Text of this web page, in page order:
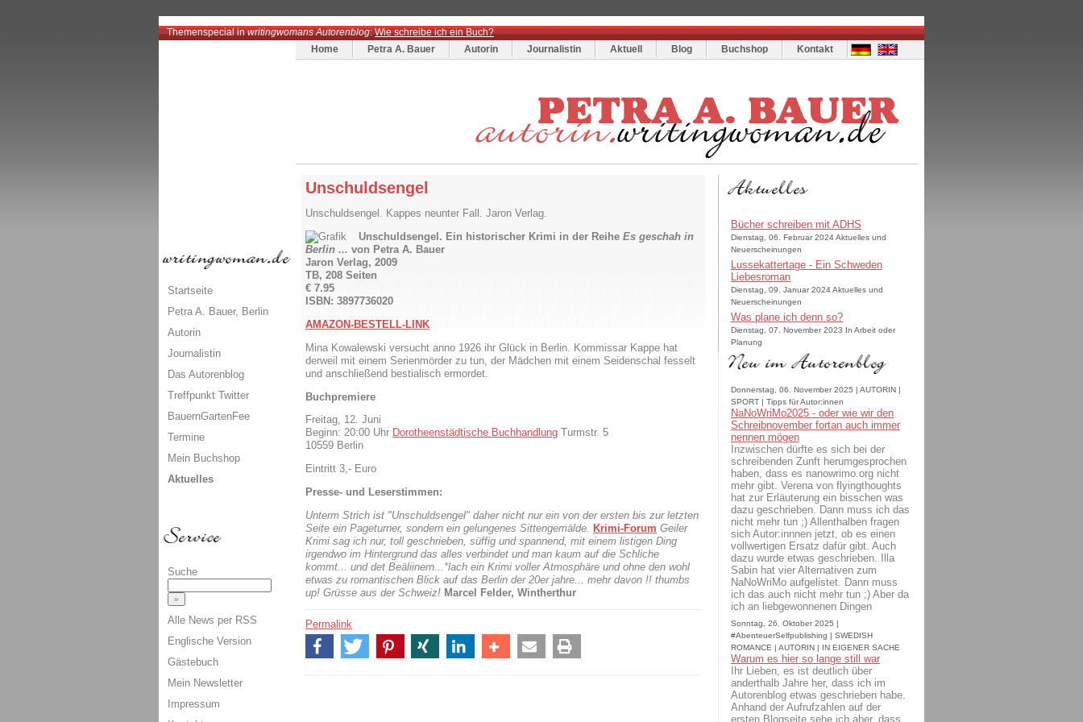
Themenspecial inwritingwomans Autorenblog:Wie schreibe ich ein Buch?
Home
Petra A. Bauer Autorin Journalistin Aktuell Blog Buchshop Kontakt
Unschuldsengel
Unschuldsengel. Kappes neunter Fall. Jaron Verlag.
Unschuldsengel. Ein historischer Krimi in der Reihe Es geschah in
Berlin ... von Petra A. Bauer
Jaron Verlag, 2009
TB, 208 Seiten
€ 7.95
ISBN: 3897736020
AMAZON-BESTELL-LINK
Mina Kowalewski versucht anno 1926 ihr Glück in Berlin. Kommissar Kappe hat
derweil mit einem Serienmörder zu tun, der Mädchen mit einem Seidenschal fesselt
und anschließend bestialisch ermordet.
Buchpremiere
Freitag, 12. Juni
Beginn: 20:00 Uhr Dorotheenstädtische Buchhandlung Turmstr. 5
10559 Berlin
Eintritt 3,- Euro
Presse- und Leserstimmen:
Unterm Strich ist "Unschuldsengel" daher nicht nur ein von der ersten bis zur letzten
Seite ein Pageturner, sondern ein gelungenes Sittengemälde. Krimi-Forum Geiler
Krimi sag ich nur, toll geschrieben, süffig und spannend, mit einem listigen Ding
irgendwo im Hintergrund das alles verbindet und man kaum auf die Schliche
kommt... und det Beäliinern...*lach ein Krimi voller Atmosphäre und ohne den wohl
etwas zu romantischen Blick auf das Berlin der 20er jahre... mehr davon !! thumbs
up! Grüsse aus der Schweiz! Marcel Felder, Wintherthur
Permalink
Bücher schreiben mit ADHS
Dienstag, 06. Februar 2024 Aktuelles und
Neuerscheinungen
Lussekattertage - Ein Schweden
Liebesroman
Dienstag, 09. Januar 2024 Aktuelles und
Neuerscheinungen
Was plane ich denn so?
Dienstag, 07. November 2023 In Arbeit oder
Planung
Donnerstag, 06. November 2025 | AUTORIN |
SPORT | Tipps für Autor:innen
NaNoWriMo2025 - oder wie wir den
Schreibnovember fortan auch immer
nennen mögen
Inzwischen dürfte es sich bei der
schreibenden Zunft herumgesprochen
haben, dass es nanowrimo.org nicht
mehr gibt. Verena von flyingthoughts
hat zur Erläuterung ein bisschen was
dazu geschrieben. Dann muss ich das
nicht mehr tun ;) Allenthalben fragen
sich Autor:innnen jetzt, ob es einen
vollwertigen Ersatz dafür gibt. Auch
dazu wurde etwas geschrieben. Illa
Sabin hat vier Alternativen zum
NaNoWriMo aufgelistet. Dann muss
ich das auch nicht mehr tun ;) Aber da
ich an liebgewonnenen Dingen
Sonntag, 26. Oktober 2025 |
#AbenteuerSelfpublishing | SWEDISH
ROMANCE | AUTORIN | IN EIGENER SACHE
Warum es hier so lange still war
Ihr Lieben, es ist deutlich über
anderthalb Jahre her, dass ich im
Autorenblog etwas geschrieben habe.
Anhand der Aufrufzahlen auf der
ersten Blogseite sehe ich aber, dass
Startseite
Petra A. Bauer, Berlin
Autorin
Journalistin
Das Autorenblog
Treffpunkt Twitter
BauernGartenFee
Termine
Mein Buchshop
Aktuelles
Suche
Alle News per RSS
Englische Version
Gästebuch
Mein Newsletter
Impressum